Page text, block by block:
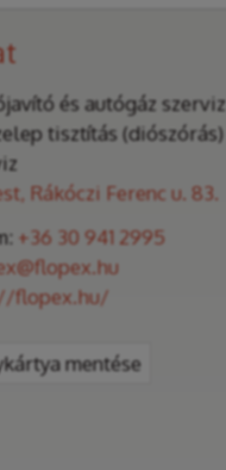
és autógáz szerviz
tisztítás (diószórás)
Rákóczi Ferenc u. 83.
+36 30 941 2995
flopex.hu/
mentése